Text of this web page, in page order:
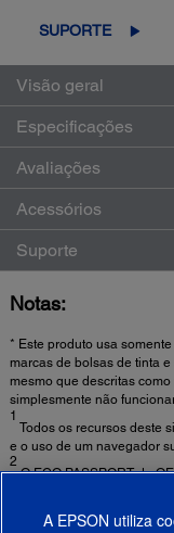
mesma
página.
SUPORTE
Visão geral
Especificações
Avaliações
Acessórios
Suporte
Notas:
* Este produto usa
marcas de bolsas de tinta
mesmo que descritas
simplesmente não
1
Todos os recursos deste
e o uso de um navegador
2
O ECO PASSPORT da
certificada pela ECO
A EPSON utiliza